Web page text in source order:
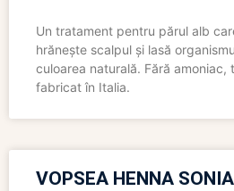
Un tratament pentru părul alb
hrănește scalpul și lasă
culoarea naturală. Fără
fabricat în Italia.
VOPSEA HENNA